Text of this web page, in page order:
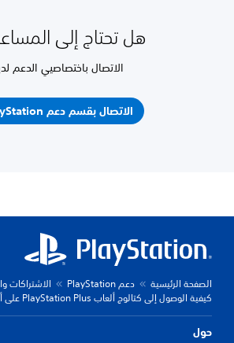
هل تحتاج إلى
الاتصال باختصاصيي الدعم
الاتصال بقسم دعم PlayStation
الصفحة الرئيسية دعم PlayStation
الاشتراكات
كيفية الوصول إلى كتالوج ألعاب PlayStation Plus على أجهزة PS5 وأجهزة PS4
حول